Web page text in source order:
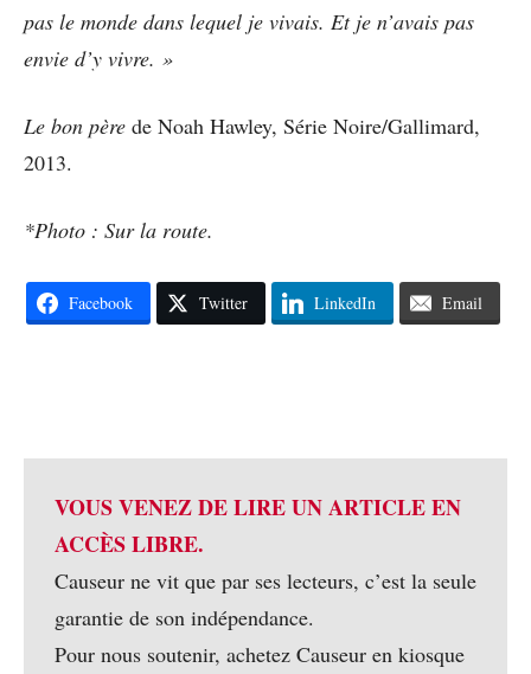
pas le monde dans lequel je vivais. Et je n’avais pas
envie d’y vivre. »
Le bon père de Noah Hawley, Série Noire/Gallimard,
2013.
*Photo : Sur la route.
Facebook Twitter LinkedIn Email
VOUS VENEZ DE LIRE UN ARTICLE EN
ACCÈS LIBRE.
Causeur ne vit que par ses lecteurs, c’est la seule
garantie de son indépendance.
Pour nous soutenir, achetez Causeur en kiosque